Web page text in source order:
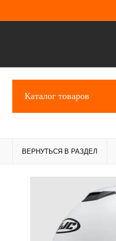
Каталог товаров
ВЕРНУТЬСЯ В РАЗДЕЛ